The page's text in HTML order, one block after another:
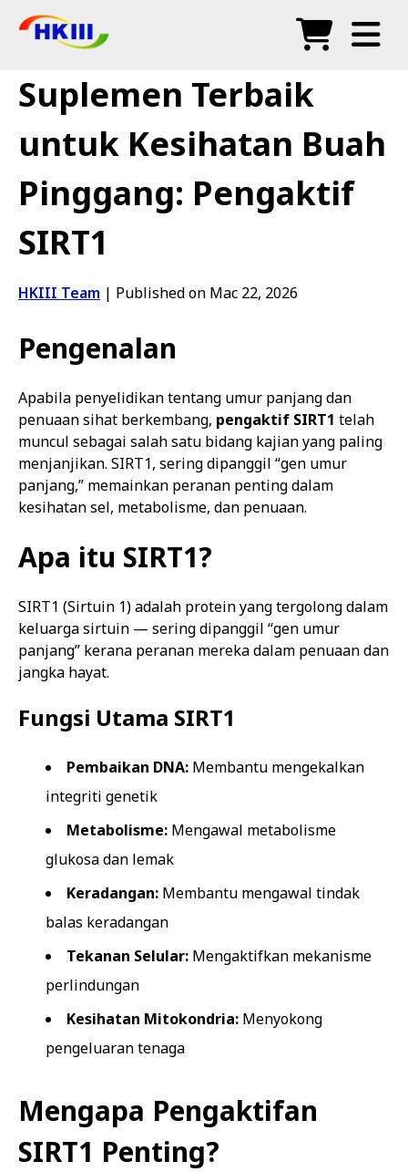
Soalan Lazim
Blog
Agen Sah
Suplemen Terbaik
untuk Kesihatan Buah
Pinggang: Pengaktif
SIRT1
HKIII Team | Published on Mac 22, 2026
Pengenalan
Apabila penyelidikan tentang umur panjang dan
penuaan sihat berkembang, pengaktif SIRT1 telah
muncul sebagai salah satu bidang kajian yang paling
menjanjikan. SIRT1, sering dipanggil “gen umur
panjang,” memainkan peranan penting dalam
kesihatan sel, metabolisme, dan penuaan.
Apa itu SIRT1?
SIRT1 (Sirtuin 1) adalah protein yang tergolong dalam
keluarga sirtuin — sering dipanggil “gen umur
panjang” kerana peranan mereka dalam penuaan dan
jangka hayat.
Fungsi Utama SIRT1
Pembaikan DNA: Membantu mengekalkan
integriti genetik
Metabolisme: Mengawal metabolisme
glukosa dan lemak
Keradangan: Membantu mengawal tindak
balas keradangan
Tekanan Selular: Mengaktifkan mekanisme
perlindungan
Kesihatan Mitokondria: Menyokong
pengeluaran tenaga
Mengapa Pengaktifan
SIRT1 Penting?